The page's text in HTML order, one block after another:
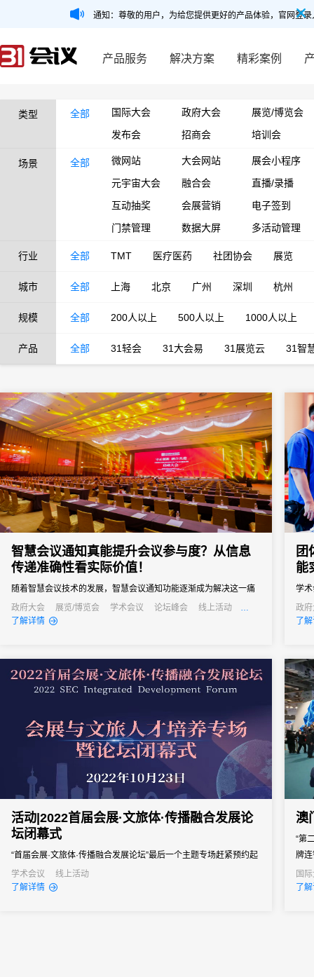
通知：尊敬的用户，为给您提供更好的产品体验，官网登
产品服务 解决方案 精彩案例
类型 全部 国际大会 政府大会
展览/博览会
发布会
招商会 培训会
场景 全部 微网站 大会网站
展会小程序
元宇宙大会
融合会
直播/录播
互动抽奖
会展营销
电子签到
门禁管理
数据大屏 多活动管理
行业 全部 TMT 医疗医药 社团协会 展览
城市 全部 上海 北京 广州 深圳 杭州
规模 全部 200人以上 500人以上 1000人以上
产品 全部 31轻会 31大会易 31展览云 31智
智慧会议通知真能提升会议参与度？从信息
传递准确性看实际价值！
随着智慧会议技术的发展，智慧会议通知功能逐渐成为解决这一痛
点的关键，其通过自动化、多渠道的信息传递方式，从根源上提升
信息传递准确性，进而为会议参与度注入新活力。
政府大会 展览/博览会 学术会议 论坛峰会
线上活动
公关活动
发布会
了解详情
团
能
学
案
的
政
发
了
活动|2022首届会展·文旅体·传播融合发展论
坛闭幕式
“首届会展·文旅体·传播融合发展论坛”最后一个主题专场赶紧预约起
来吧！
学术会议
线上活动
了解详情
澳
“第
牌
展
威
国
了